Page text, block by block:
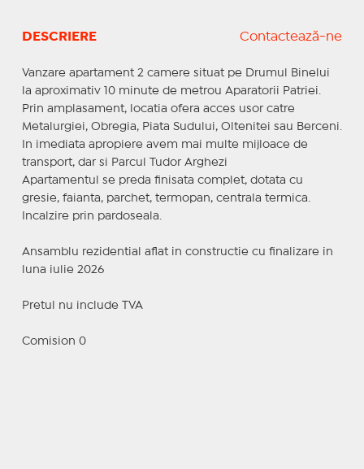
DESCRIERE Contactează-ne
Vanzare apartament 2 camere situat pe Drumul Binelui
la aproximativ 10 minute de metrou Aparatorii Patriei.
Prin amplasament, locatia ofera acces usor catre
Metalurgiei, Obregia, Piata Sudului, Oltenitei sau Berceni.
In imediata apropiere avem mai multe mijloace de
transport, dar si Parcul Tudor Arghezi
Apartamentul se preda finisata complet, dotata cu
gresie, faianta, parchet, termopan, centrala termica.
Incalzire prin pardoseala.
Ansamblu rezidential aflat in constructie cu finalizare in
luna iulie 2026
Pretul nu include TVA
Comision 0